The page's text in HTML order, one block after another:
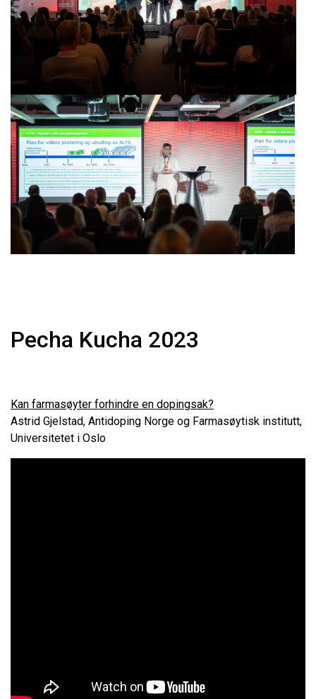
Pecha Kucha 2023
Kan farmasøyter forhindre en dopingsak?
Astrid Gjelstad, Antidoping Norge og Farmasøytisk institutt,
Universitetet i Oslo